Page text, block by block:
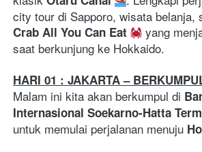
Crab All You Can Eat
yang
saat berkunjung ke Hokkaido.
HARI 01 : JAKARTA –
Malam ini kita akan berkumpul di
Internasional Soekarno-Hatta
untuk memulai perjalanan menuju